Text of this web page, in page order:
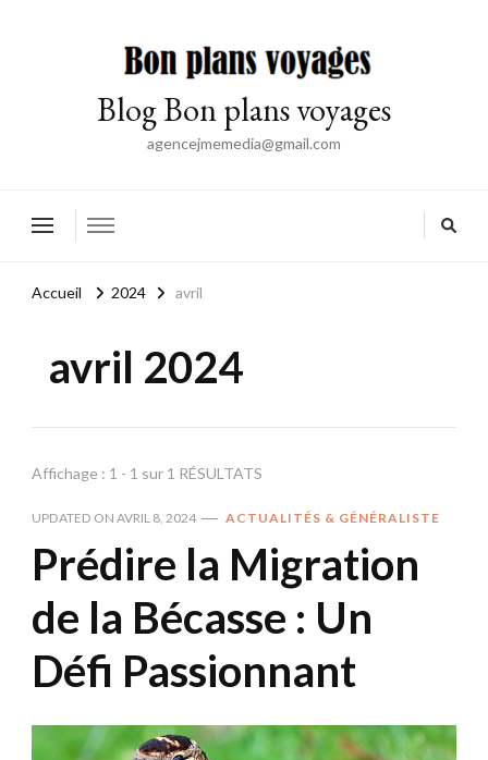
Blog Bon plans voyages
agencejmemedia@gmail.com
Accueil 2024 avril
avril 2024
Affichage : 1 - 1 sur 1 RÉSULTATS
UPDATED ON AVRIL 8, 2024 ACTUALITÉS & GÉNÉRALISTE
Prédire la Migration
de la Bécasse : Un
Défi Passionnant